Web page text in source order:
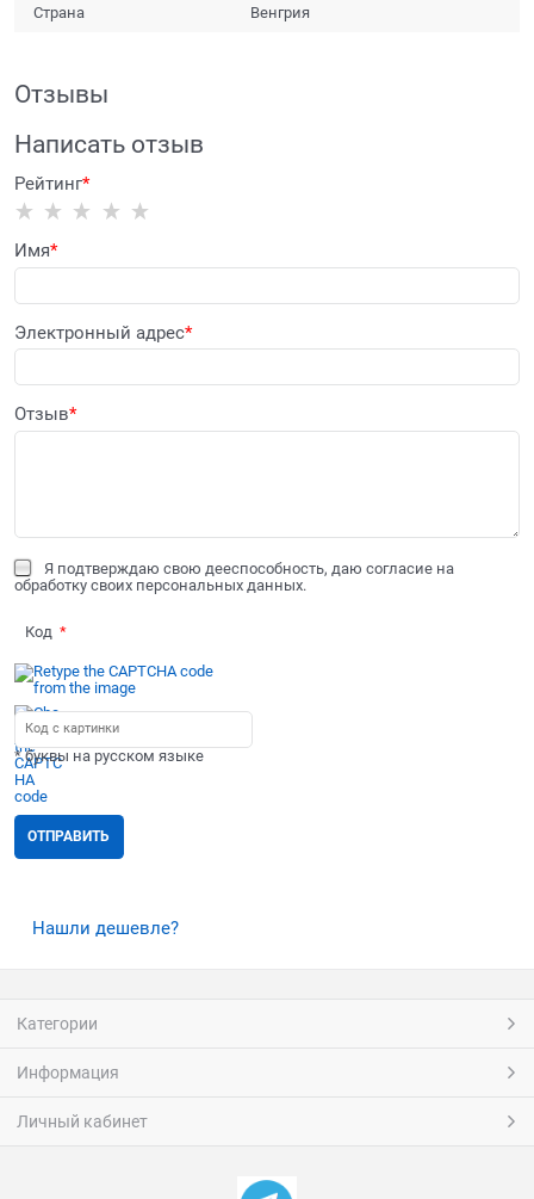
Страна Венгрия
Отзывы
Написать отзыв
Рейтинг
Имя
Электронный адрес
Отзыв
Я подтверждаю свою дееспособность, даю согласие на
обработку своих персональных данных.
Код
* буквы на русском языке
Нашли дешевле?
Категории
Информация
Личный кабинет